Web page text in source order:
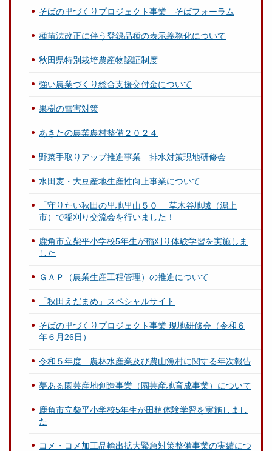
そばの里づくりプロジェクト事業 そばフォーラム
種苗法改正に伴う登録品種の表示義務化について
秋田県特別栽培農産物認証制度
強い農業づくり総合支援交付金について
果樹の雪害対策
あきたの農業農村整備２０２４
野菜手取りアップ推進事業 排水対策現地研修会
水田麦・大豆産地生産性向上事業について
「守りたい秋田の里地里山５０」 草木谷地域（潟上
市）で稲刈り交流会を行いました！
鹿角市立柴平小学校5年生が稲刈り体験学習を実施しま
した
ＧＡＰ（農業生産工程管理）の推進について
「秋田えだまめ」スペシャルサイト
そばの里づくりプロジェクト事業 現地研修会（令和６
年６月26日）
令和５年度 農林水産業及び農山漁村に関する年次報告
夢ある園芸産地創造事業（園芸産地育成事業）について
鹿角市立柴平小学校5年生が田植体験学習を実施しまし
た
コメ・コメ加工品輸出拡大緊急対策整備事業の実績につ